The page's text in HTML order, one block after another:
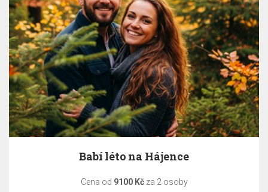
Babí léto na Hájence
Cena od 9100 Kčza 2 osoby